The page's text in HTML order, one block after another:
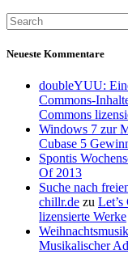
Neueste Kommentare
doubleYUU:
Commons-
Commons
Windows 7 zur
Cubase 5
Spontis
Of 2013
Suche nach
chillr.de zu
lizensierte Werke
Musikalischer